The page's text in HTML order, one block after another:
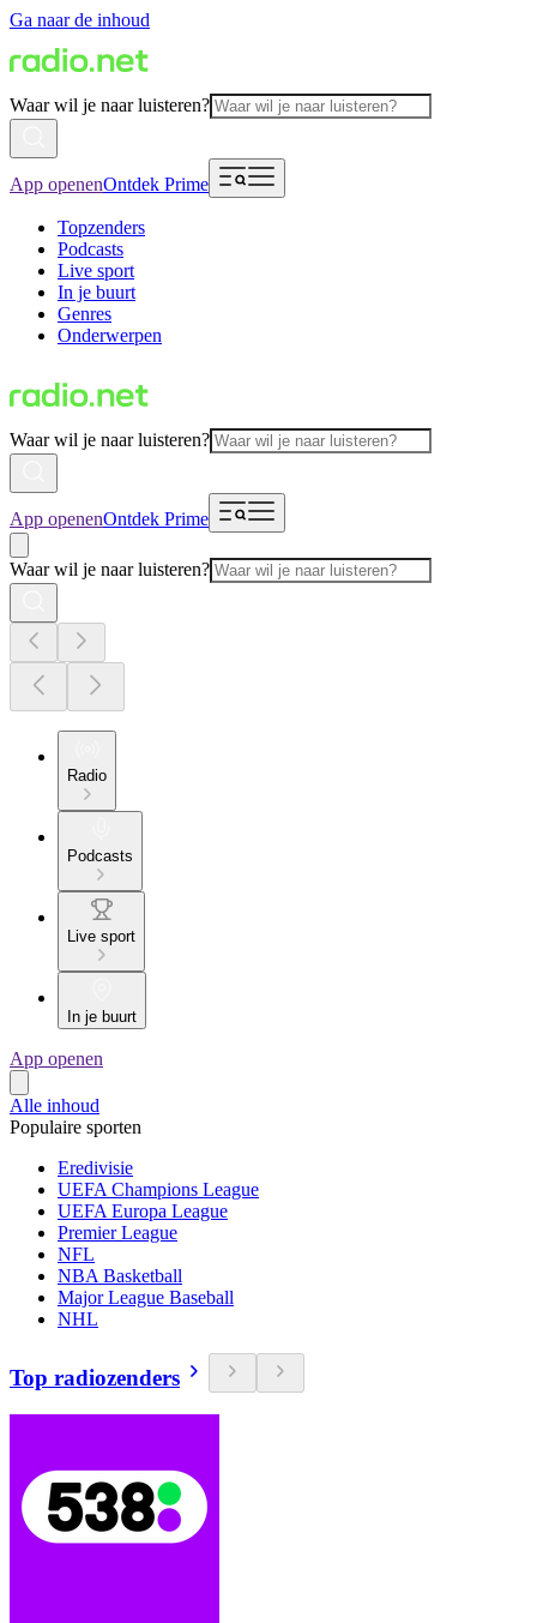
Ga naar de inhoud
Waar wil je naar luisteren?
App openenOntdek Prime
Topzenders
Podcasts
Live sport
In je buurt
Genres
Onderwerpen
Waar wil je naar luisteren?
App openenOntdek Prime
Waar wil je naar luisteren?
Radio
Podcasts
Live sport
In je buurt
App openen
Alle inhoud
Populaire sporten
Eredivisie
UEFA Champions League
UEFA Europa League
Premier League
NFL
NBA Basketball
Major League Baseball
NHL
Top radiozenders